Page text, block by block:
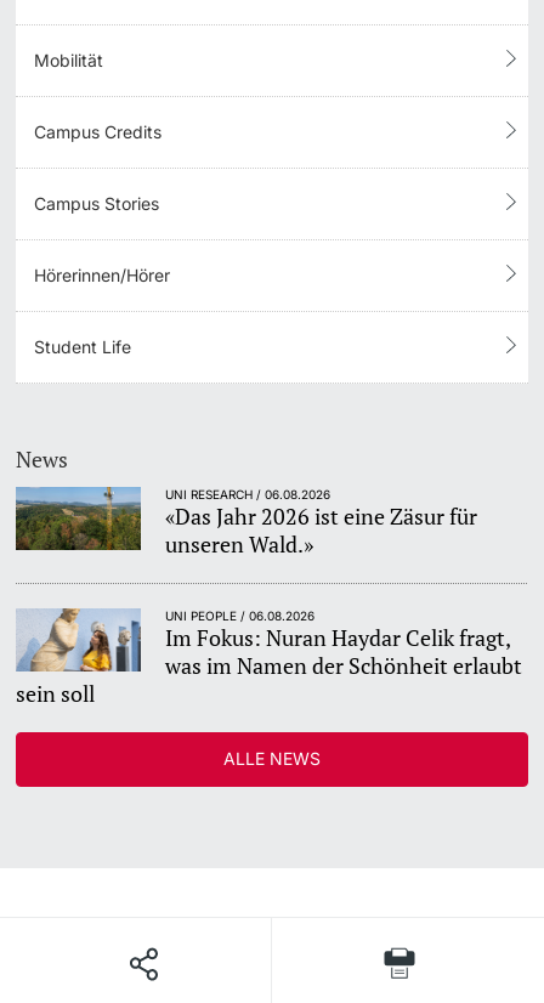
Mobilität
Campus Credits
Campus Stories
Hörerinnen/Hörer
Student Life
News
UNI RESEARCH / 06.08.2026
«Das Jahr 2026 ist eine Zäsur für
unseren Wald.»
UNI PEOPLE / 06.08.2026
Im Fokus: Nuran Haydar Celik fragt,
was im Namen der Schönheit erlaubt
sein soll
ALLE NEWS